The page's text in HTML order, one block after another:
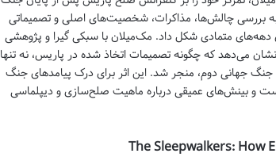
به بررسی چالش‌ها، مذاکرات، شخصیت‌های اصلی و تصمیماتی
دهه‌های متمادی شکل داد. مک‌میلان با سبکی گیرا و پژوهشی
می‌دهد که چگونه تصمیمات اتخاذ شده در پاریس، نه تنها
جنگ جهانی دوم، منجر شد. این اثر برای درک پیامدهای جنگ
و بینش‌های عمیقی درباره ماهیت صلح‌سازی و دیپلماسی